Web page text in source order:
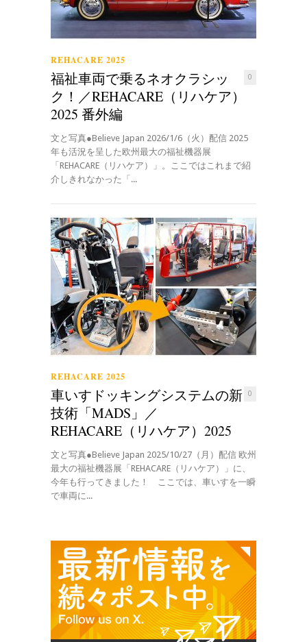
REHACARE 2025
0
福祉車両で乗るネオクラシッ
ク！／REHACARE（リハケア）
2025 番外編
文と写真●Believe Japan 2026/1/6（火）配信 2025
年も活況を呈した欧州最大の福祉機器展
「REHACARE（リハケア）」。ここではこれまで紹
介しきれなかった「...
REHACARE 2025
0
車いすドッキングシステムの新
技術「MADS」／
REHACARE（リハケア）2025
文と写真●Believe Japan 2025/10/27（月）配信 欧州
最大の福祉機器展「REHACARE（リハケア）」に、
今年も行ってきました！ ここでは、車いすを一瞬
で車両に...